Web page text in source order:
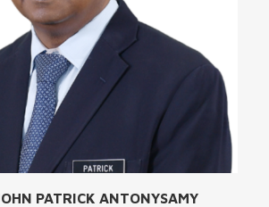
PATRICK ANTONYSAMY